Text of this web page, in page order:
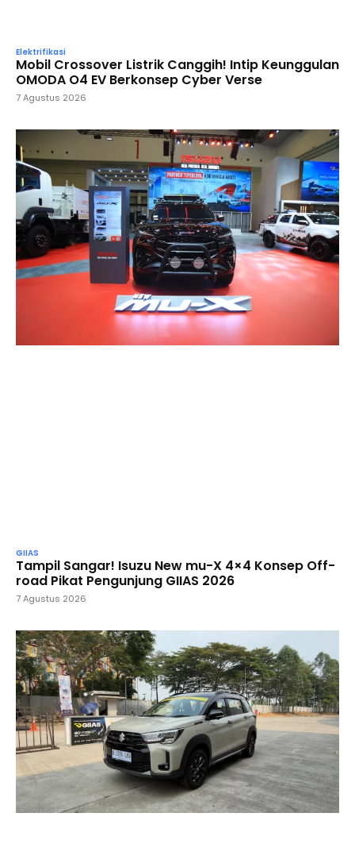
Elektrifikasi
Mobil Crossover Listrik Canggih! Intip Keunggulan
OMODA O4 EV Berkonsep Cyber Verse
7 Agustus 2026
GIIAS
Tampil Sangar! Isuzu New mu-X 4×4 Konsep Off-
road Pikat Pengunjung GIIAS 2026
7 Agustus 2026